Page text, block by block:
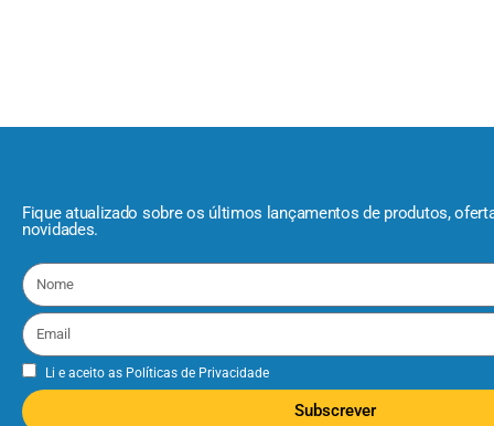
Fique atualizado sobre os últimos lançamentos de produtos,
novidades.
Li e aceito as Políticas de Privacidade
Subscrever